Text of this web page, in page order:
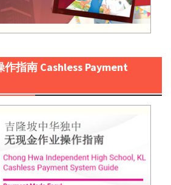
指南 Cashless Payment